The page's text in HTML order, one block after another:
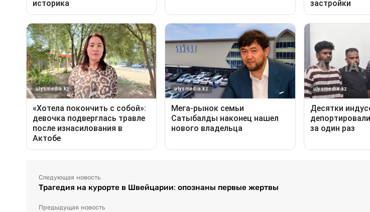
Следующая новость
Трагедия на курорте в Швейцарии: опознаны первые жертвы
Предыдущая новость